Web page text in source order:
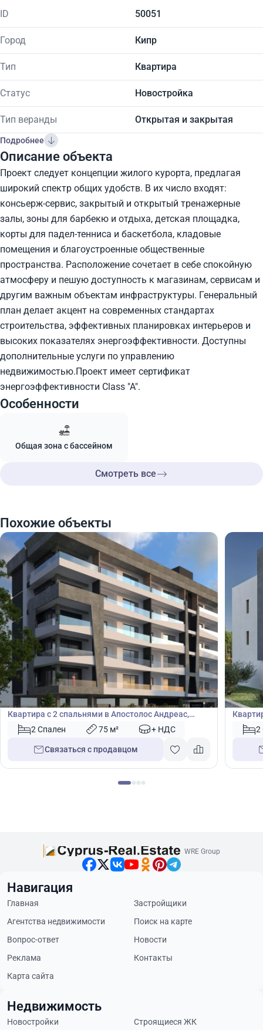
ID 50051
Город Кипр
Тип Квартира
Статус Новостройка
Тип веранды Открытая и закрытая
Подробнее
Описание объекта
Проект следует концепции жилого курорта, предлагая
широкий спектр общих удобств. В их число входят:
консьерж-сервис, закрытый и открытый тренажерные
залы, зоны для барбекю и отдыха, детская площадка,
корты для падел-тенниса и баскетбола, кладовые
помещения и благоустроенные общественные
пространства. Расположение сочетает в себе спокойную
атмосферу и пешую доступность к магазинам, сервисам и
другим важным объектам инфраструктуры. Генеральный
план делает акцент на современных стандартах
строительства, эффективных планировках интерьеров и
высоких показателях энергоэффективности. Доступны
дополнительные услуги по управлению
недвижимостью.Проект имеет сертификат
энергоэффективности Class "A".
Особенности
Общая зона с бассейном
Смотреть все
Похожие объекты
€305 000
Квартира
Квартира с 2 спальнями в Апостолос Андреас,
Лимассол, Лимасол, Кипр № 42838
2 Спален 75 м² + НДС
Связаться с продавцом
€305
№
2
WRE Group
Навигация
Главная
Застройщики
Агентства недвижимости
Поиск на карте
Вопрос-ответ
Новости
Реклама
Контакты
Карта сайта
Недвижимость
Новостройки Строящиеся ЖК